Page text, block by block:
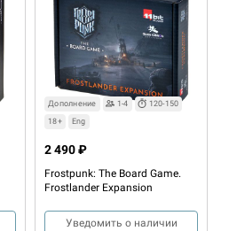
Дополнение 1-4
120-150
18+
Eng
Frostpunk: The Board Game.
Frostlander Expansion
2 490 ₽
Уведомить о наличии